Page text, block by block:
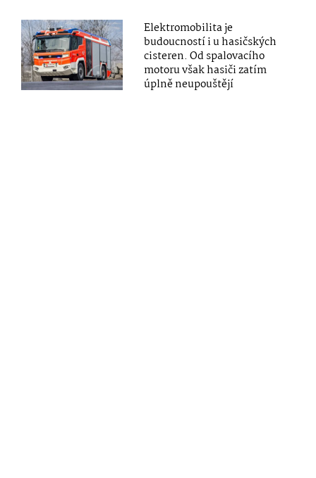
Elektromobilita je
budoucností i u hasičských
cisteren. Od spalovacího
motoru však hasiči zatím
úplně neupouštějí